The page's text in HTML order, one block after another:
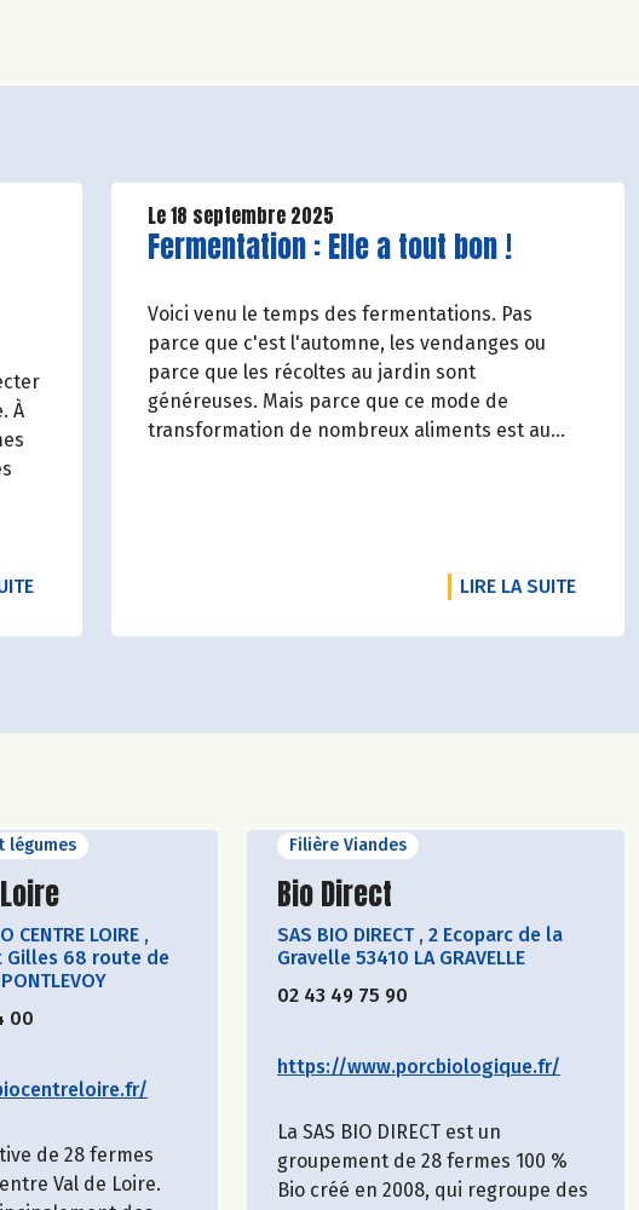
À
DE L'ARTICLE BIENVENUE AUX FRUITS ET LÉGUMES D'AUTOMNE :
Le 18 septembre 2025
Lire la suite de l'article
Fermentation : Elle a tout bon !
Voici venu le temps des fermentations. Pas
parce que c'est l'automne, les vendanges ou
parce que les récoltes au jardin sont
généreuses. Mais parce que ce mode de
transformation de nombreux aliments est au
LIRE LA SUITEDE
légumes
producteur
CENTRE LOIRE ,
Gilles 68 route de
00
de 28 fermes
Val de Loire.
Filière Viandes
Découvrir le producteur
Bio Direct
SAS BIO DIRECT , 2 Ecoparc de la
Gravelle 53410 LA GRAVELLE
02 43 49 75 90
https://www.porcbiologique.fr/
La SAS BIO DIRECT est un
groupement de 28 fermes 100 %
Bio créé en 2008, qui regroupe des